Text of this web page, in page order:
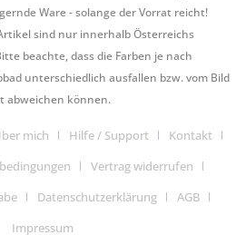
Ware - solange der Vorrat reicht!
sind nur innerhalb Österreichs
beachte, dass die Farben je nach
unterschiedlich ausfallen bzw. vom Bild
abweichen können.
mich Hilfe / Support
Kontakt
Vertrag widerrufen
Datenschutzerklärung
AGB
Impressum